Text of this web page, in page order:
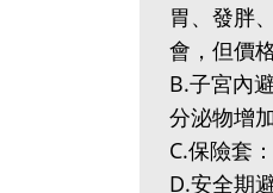
胃、發胖
會，但價
B.子宮內
分泌物增
C.保險套
D.安全期